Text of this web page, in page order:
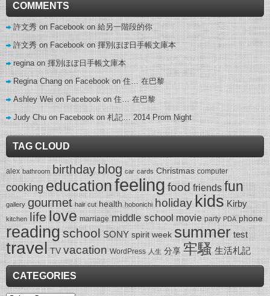
COMMENTS
許文秀 on Facebookon給另一階段的你
許文秀 on Facebookon 揮別ほぼ日手帳文庫本
reginaon揮別ほぼ日手帳文庫本
Regina Chang on Facebookon住… 在巴黎
Ashley Wei on Facebookon住… 在巴黎
Judy Chu on Facebookon札記… 2014 Prom Night
TAG CLOUD
alex bathroom birthday blog car cards Christmas computer
cooking educationfeelingfood friends fun
gallery gourmet hair cut health hobonichi holidaykids Kirby
kitchen life love marriage middle school movie party PDA phone
reading school SONY spirit week summer test
travel TV vacation WordPress 人生 分享 牢騷 生活札記
CATEGORIES